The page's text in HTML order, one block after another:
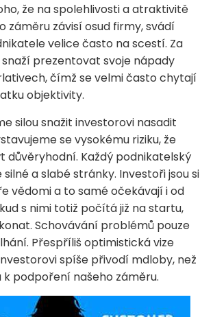
že na spolehlivosti a atraktivitě
záměru závisí osud firmy, svádí
velice často na scestí. Za
snaží prezentovat svoje nápady
čímž se velmi často chytají
objektivity.
silou snažit investorovi nasadit
se vysokému riziku, že
důvěryhodní. Každý podnikatelský
a slabé stránky. Investoři jsou si
vědomi a to samé očekávají i od
s nimi totiž počítá již na startu,
Schovávání problémů pouze
Přespříliš optimistická vize
spíše přivodí mdloby, než
podpoření našeho záměru.